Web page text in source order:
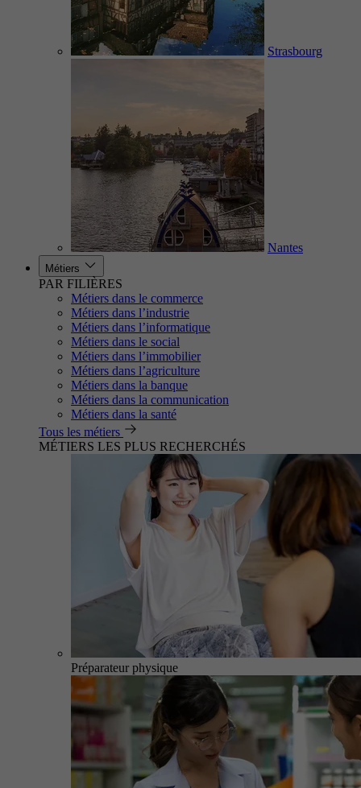
Strasbourg
Nantes
Métiers
PAR FILIÈRES
Métiers dans le commerce
Métiers dans l’industrie
Métiers dans l’informatique
Métiers dans le social
Métiers dans l’immobilier
Métiers dans l’agriculture
Métiers dans la banque
Métiers dans la communication
Métiers dans la santé
Tous les métiers
MÉTIERS LES PLUS RECHERCHÉS
Préparateur physique